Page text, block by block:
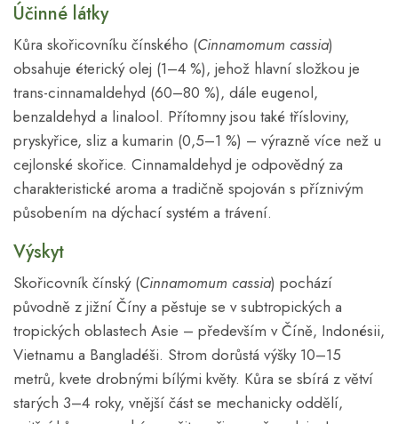
Účinné látky
Kůra skořicovníku čínského (Cinnamomum cassia)
obsahuje éterický olej (1–4 %), jehož hlavní složkou je
trans-cinnamaldehyd (60–80 %), dále eugenol,
benzaldehyd a linalool. Přítomny jsou také třísloviny,
pryskyřice, sliz a kumarin (0,5–1 %) – výrazně více než u
cejlonské skořice. Cinnamaldehyd je odpovědný za
charakteristické aroma a tradičně spojován s příznivým
působením na dýchací systém a trávení.
Výskyt
Skořicovník čínský (Cinnamomum cassia) pochází
původně z jižní Číny a pěstuje se v subtropických a
tropických oblastech Asie – především v Číně, Indonésii,
Vietnamu a Bangladéši. Strom dorůstá výšky 10–15
metrů, kvete drobnými bílými květy. Kůra se sbírá z větví
starých 3–4 roky, vnější část se mechanicky oddělí,